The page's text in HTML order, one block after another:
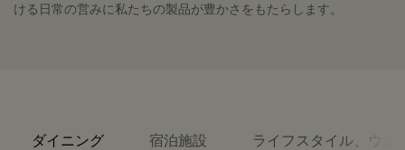
ける日常の営みに私たちの製品が豊かさをもたらします。
ダイニング 宿泊施設 ライフスタイル、ウェ